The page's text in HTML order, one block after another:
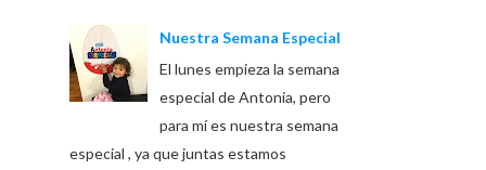
Nuestra Semana Especial
El lunes empieza la semana
especial de Antonia, pero
para mí es nuestra semana
especial , ya que juntas estamos